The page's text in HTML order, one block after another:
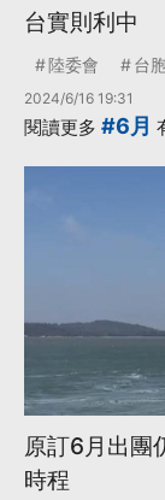
台實則利中
陸委會 台
2024/6/16 19:31
閱讀更多 #6月
原訂6月出團
時程